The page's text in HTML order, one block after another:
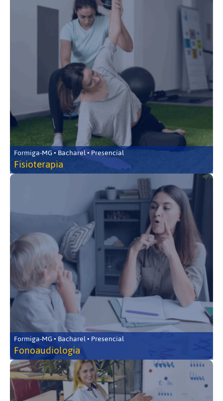
Formiga-MG • Bacharel • Presencial
Fisioterapia
Formiga-MG • Bacharel • Presencial
Fonoaudiologia